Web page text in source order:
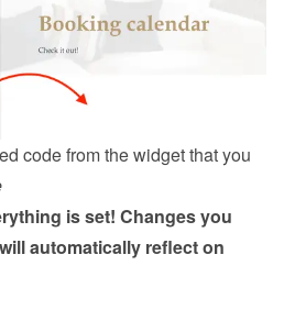
code from the widget that you
is set! Changes you
automatically reflect on